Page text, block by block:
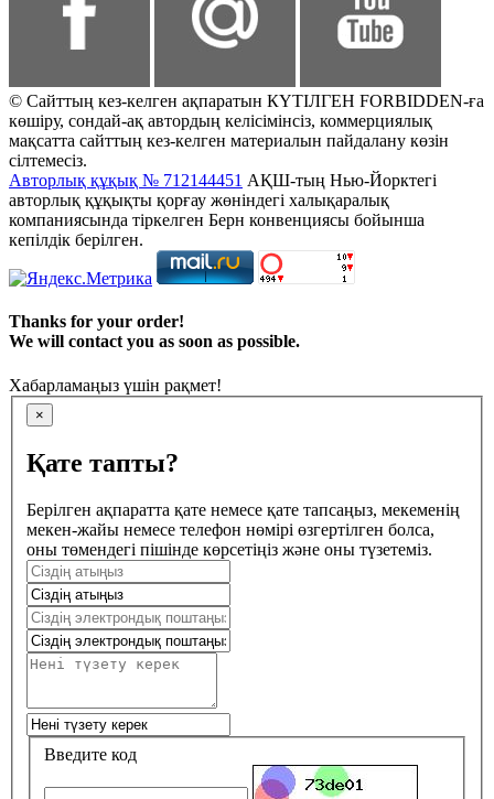
© Сайттың кез-келген ақпаратын КҮТІЛГЕН FORBIDDEN-ға
көшіру, сондай-ақ автордың келісімінсіз, коммерциялық
мақсатта сайттың кез-келген материалын пайдалану көзін
сілтемесіз.
Авторлық құқық № 712144451 АҚШ-тың Нью-Йорктегі
авторлық құқықты қорғау жөніндегі халықаралық
компаниясында тіркелген Берн конвенциясы бойынша
кепілдік берілген.
Thanks for your order!
We will contact you as soon as possible.
Хабарламаңыз үшін рақмет!
×
Қате тапты?
Берілген ақпаратта қате немесе қате тапсаңыз, мекеменің
мекен-жайы немесе телефон нөмірі өзгертілген болса,
оны төмендегі пішінде көрсетіңіз және оны түзетеміз.
Введите код